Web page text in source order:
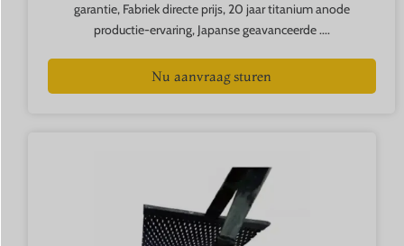
garantie, Fabriek directe prijs, 20 jaar titanium anode
productie-ervaring, Japanse geavanceerde ....
Nu aanvraag sturen